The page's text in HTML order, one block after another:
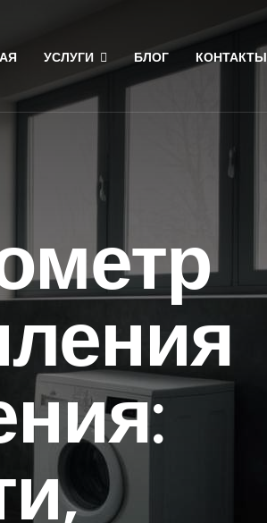
УСЛУГИ БЛОГ КОНТАКТЫ